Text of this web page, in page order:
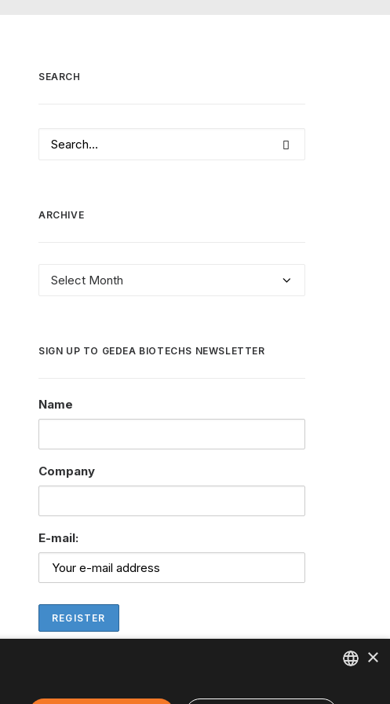
SEARCH
ARCHIVE
Archive
SIGN UP TO GEDEA BIOTECHS NEWSLETTER
Name
Company
E-mail:
ENGLISH
×